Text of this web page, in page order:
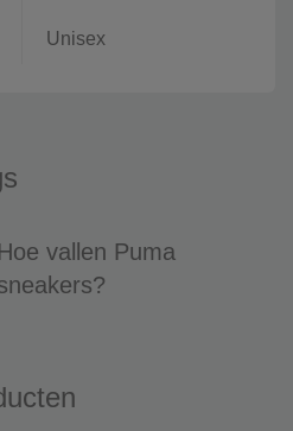
Unisex
Hoe vallen Puma